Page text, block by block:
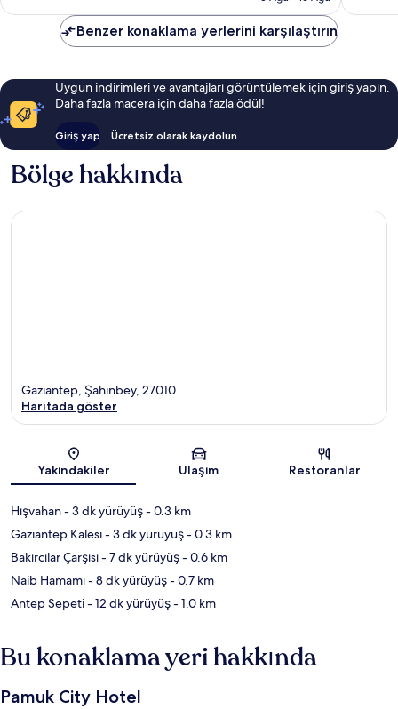
yorum
Benzer konaklama yerlerini karşılaştırın
Uygun indirimleri ve avantajları görüntülemek için giriş yapın.
Daha fazla macera için daha fazla ödül!
Giriş yap Ücretsiz olarak kaydolun
Bölge hakkında
Harita
Gaziantep, Şahinbey, 27010
Haritada göster
Yakındakiler Ulaşım Restoranlar
Hışvahan- 3 dk yürüyüş- 0.3 km
Gaziantep Kalesi- 3 dk yürüyüş- 0.3 km
Bakırcılar Çarşısı- 7 dk yürüyüş- 0.6 km
Naib Hamamı- 8 dk yürüyüş- 0.7 km
Antep Sepeti- 12 dk yürüyüş- 1.0 km
Bu konaklama yeri hakkında
Pamuk City Hotel